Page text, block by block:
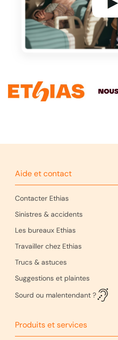
Aide et contact
Contacter Ethias
Sinistres & accidents
Les bureaux Ethias
Travailler chez Ethias
Trucs & astuces
Suggestions et plaintes
Sourd ou malentendant ?
Produits et services